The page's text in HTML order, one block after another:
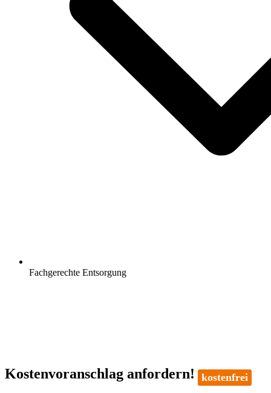
Fachgerechte Entsorgung
Kostenvoranschlag anfordern! kostenfrei